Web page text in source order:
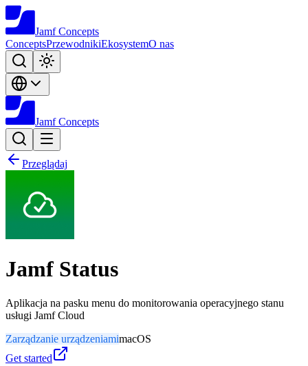
Jamf Concepts
ConceptsPrzewodnikiEkosystemO nas
Jamf Concepts
Przeglądaj
Jamf Status
Aplikacja na pasku menu do monitorowania operacyjnego stanu
usługi Jamf Cloud
Zarządzanie urządzeniamimacOS
Get started